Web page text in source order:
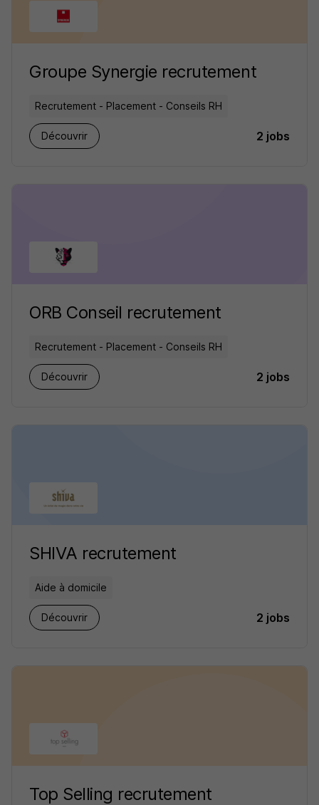
Groupe Synergie recrutement
Recrutement - Placement - Conseils RH
Découvrir 2 jobs
ORB Conseil recrutement
Recrutement - Placement - Conseils RH
Découvrir 2 jobs
SHIVA recrutement
Aide à domicile
Découvrir 2 jobs
Top Selling recrutement